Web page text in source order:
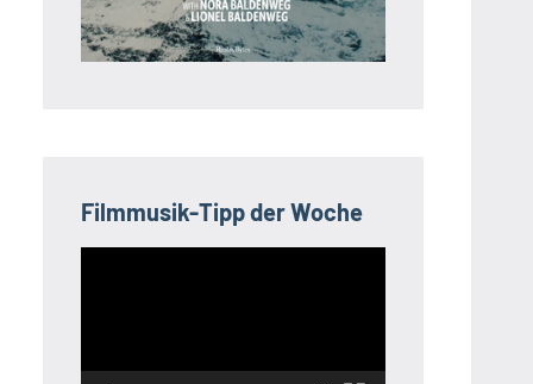
Filmmusik-Tipp der Woche